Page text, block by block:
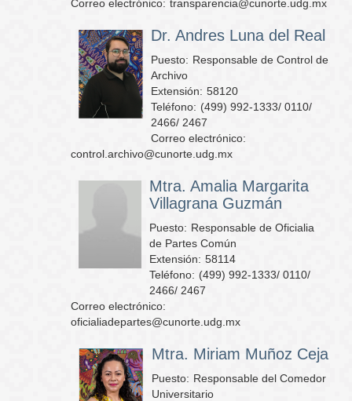
Correo electrónico: transparencia@cunorte.udg.mx
Dr. Andres Luna del Real
Puesto: Responsable de Control de
Archivo
Extensión: 58120
Teléfono: (499) 992-1333/ 0110/
2466/ 2467
Correo electrónico:
control.archivo@cunorte.udg.mx
Mtra. Amalia Margarita
Villagrana Guzmán
Puesto: Responsable de Oficialia
de Partes Común
Extensión: 58114
Teléfono: (499) 992-1333/ 0110/
2466/ 2467
Correo electrónico:
oficialiadepartes@cunorte.udg.mx
Mtra. Miriam Muñoz Ceja
Puesto: Responsable del Comedor
Universitario